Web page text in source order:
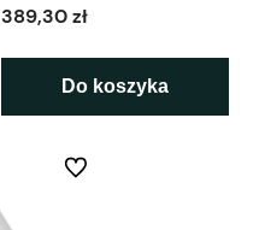
389,30 zł
Do koszyka
Do ulubionych